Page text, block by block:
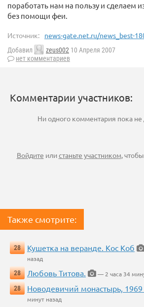
поработать нам на пользу и сделаем
без помощи феи.
Источник: news-gate.net.ru/news_best-
Добавил zeus002 10 Апреля 2007
нет комментариев
Комментарии участников:
Ни одного комментария пока
Войдите илистаньте участником,
Также смотрите:
28 Кушетка на веранде. Кос Коб
назад
28
Любовь Титова.
— 2 часа 34
28
Новодевичий монастырь, 1969
минут назад